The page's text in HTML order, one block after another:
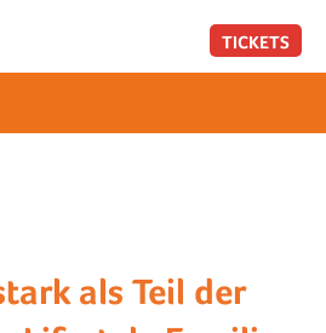
TICKETS
als Teil der